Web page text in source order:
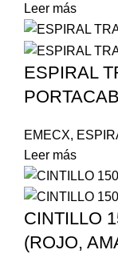
Leer más
ESPIRAL
EMECX,
Leer más
CINTILLO
(ROJO,